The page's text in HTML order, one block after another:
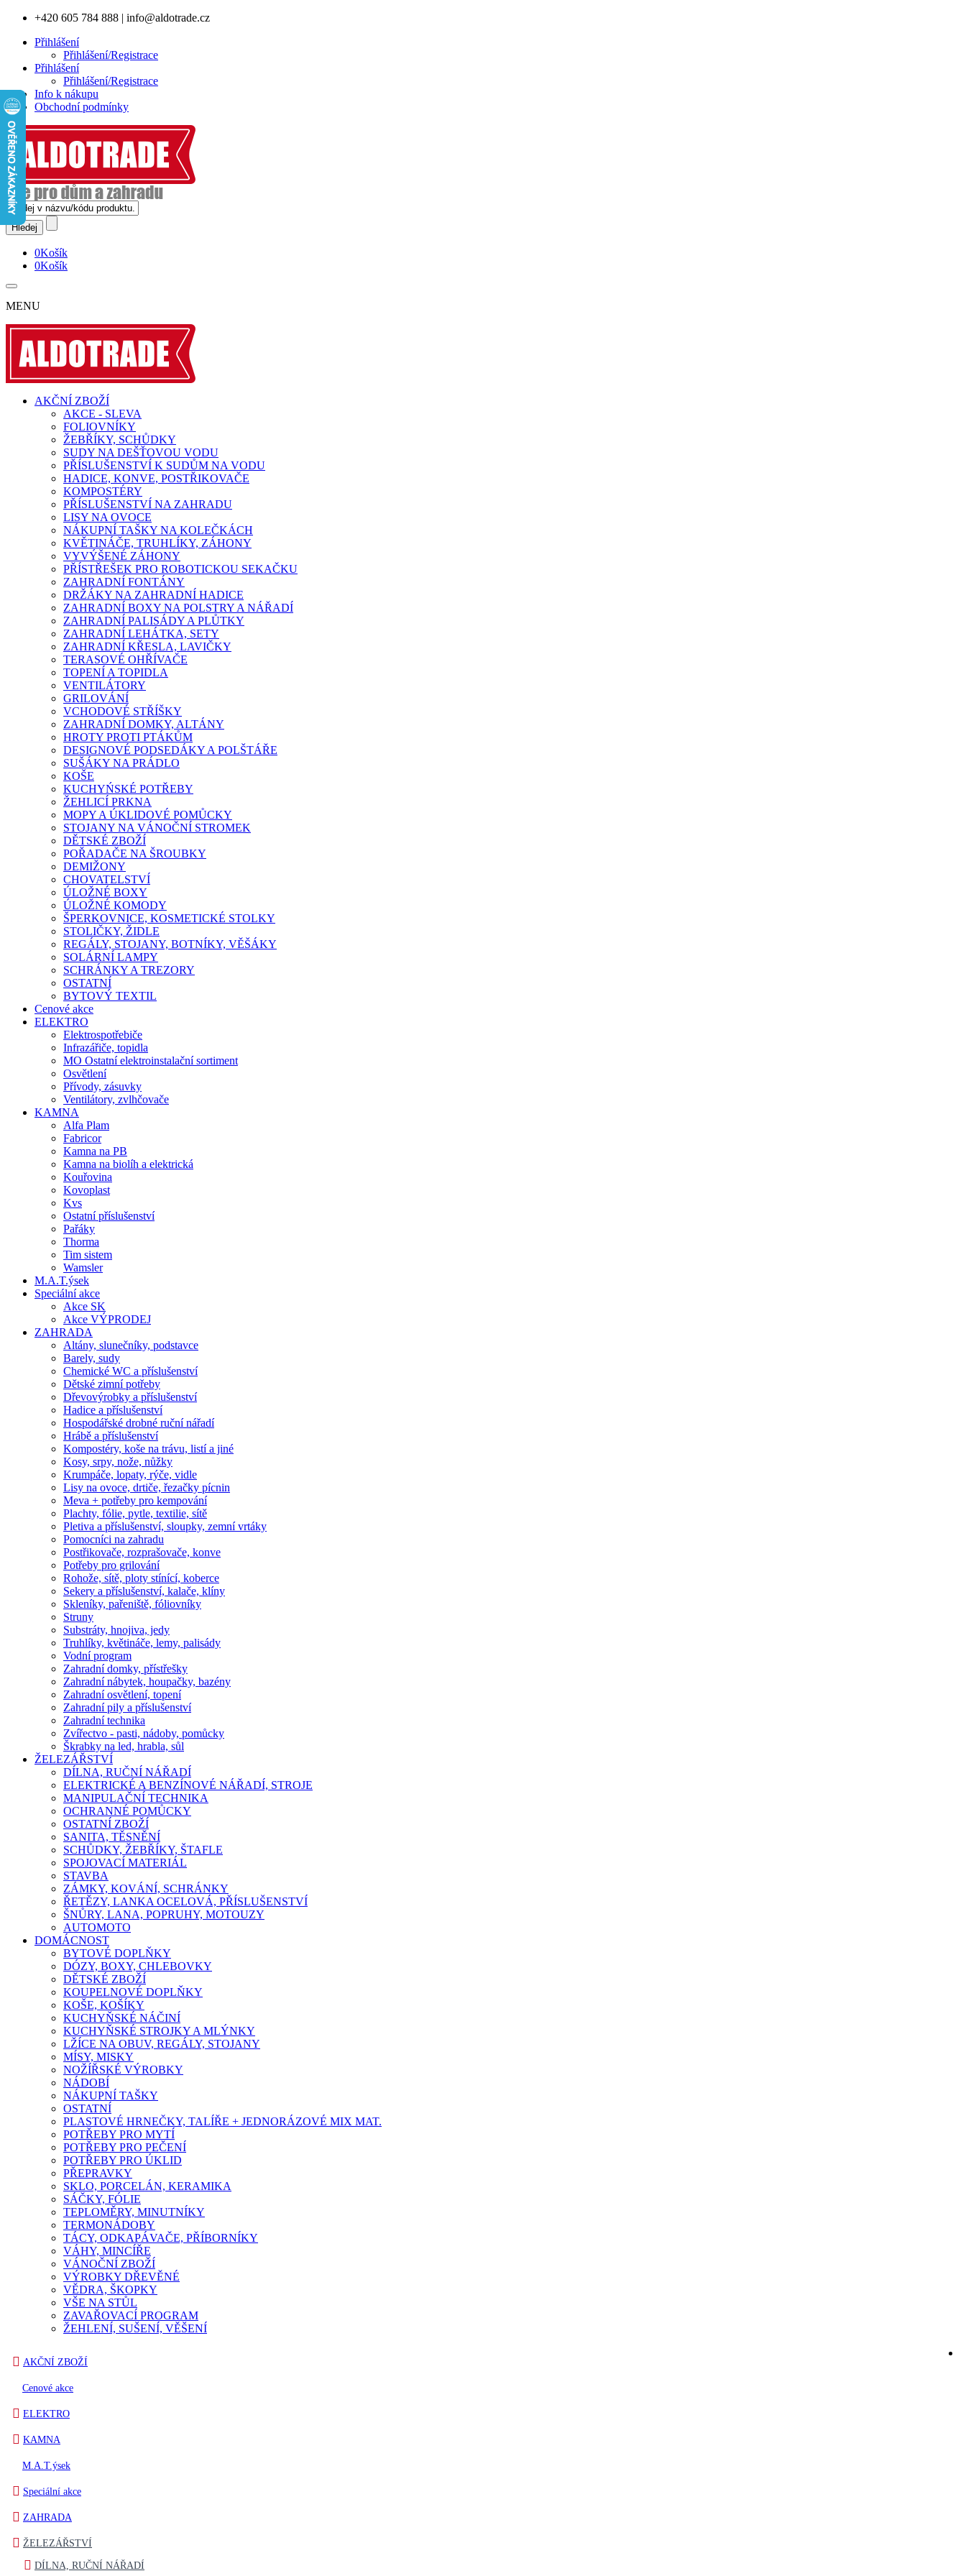
+420 605 784 888 | info@aldotrade.cz
Přihlášení
Přihlášení/Registrace
Přihlášení
Přihlášení/Registrace
Info k nákupu
Obchodní podmínky
0Košík
0Košík
MENU
AKČNÍ ZBOŽÍ
AKCE - SLEVA
FOLIOVNÍKY
ŽEBŘÍKY, SCHŮDKY
SUDY NA DEŠŤOVOU VODU
PŘÍSLUŠENSTVÍ K SUDŮM NA VODU
HADICE, KONVE, POSTŘIKOVAČE
KOMPOSTÉRY
PŘÍSLUŠENSTVÍ NA ZAHRADU
LISY NA OVOCE
NÁKUPNÍ TAŠKY NA KOLEČKÁCH
KVĚTINÁČE, TRUHLÍKY, ZÁHONY
VYVÝŠENÉ ZÁHONY
PŘÍSTŘEŠEK PRO ROBOTICKOU SEKAČKU
ZAHRADNÍ FONTÁNY
DRŽÁKY NA ZAHRADNÍ HADICE
ZAHRADNÍ BOXY NA POLSTRY A NÁŘADÍ
ZAHRADNÍ PALISÁDY A PLŮTKY
ZAHRADNÍ LEHÁTKA, SETY
ZAHRADNÍ KŘESLA, LAVIČKY
TERASOVÉ OHŘÍVAČE
TOPENÍ A TOPIDLA
VENTILÁTORY
GRILOVÁNÍ
VCHODOVÉ STŘÍŠKY
ZAHRADNÍ DOMKY, ALTÁNY
HROTY PROTI PTÁKŮM
DESIGNOVÉ PODSEDÁKY A POLŠTÁŘE
SUŠÁKY NA PRÁDLO
KOŠE
KUCHYŃSKÉ POTŘEBY
ŽEHLICÍ PRKNA
MOPY A ÚKLIDOVÉ POMŮCKY
STOJANY NA VÁNOČNÍ STROMEK
DĚTSKÉ ZBOŽÍ
POŘADAČE NA ŠROUBKY
DEMIŽONY
CHOVATELSTVÍ
ÚLOŽNÉ BOXY
ÚLOŽNÉ KOMODY
ŠPERKOVNICE, KOSMETICKÉ STOLKY
STOLIČKY, ŽIDLE
REGÁLY, STOJANY, BOTNÍKY, VĚŠÁKY
SOLÁRNÍ LAMPY
SCHRÁNKY A TREZORY
OSTATNÍ
BYTOVÝ TEXTIL
Cenové akce
ELEKTRO
Elektrospotřebiče
Infrazářiče, topidla
MO Ostatní elektroinstalační sortiment
Osvětlení
Přívody, zásuvky
Ventilátory, zvlhčovače
KAMNA
Alfa Plam
Fabricor
Kamna na PB
Kamna na biolíh a elektrická
Kouřovina
Kovoplast
Kvs
Ostatní příslušenství
Pařáky
Thorma
Tim sistem
Wamsler
M.A.T.ýsek
Speciální akce
Akce SK
Akce VÝPRODEJ
ZAHRADA
Altány, slunečníky, podstavce
Barely, sudy
Chemické WC a příslušenství
Dětské zimní potřeby
Dřevovýrobky a příslušenství
Hadice a příslušenství
Hospodářské drobné ruční nářadí
Hrábě a příslušenství
Kompostéry, koše na trávu, listí a jiné
Kosy, srpy, nože, nůžky
Krumpáče, lopaty, rýče, vidle
Lisy na ovoce, drtiče, řezačky pícnin
Meva + potřeby pro kempování
Plachty, fólie, pytle, textilie, sítě
Pletiva a příslušenství, sloupky, zemní vrtáky
Pomocníci na zahradu
Postřikovače, rozprašovače, konve
Potřeby pro grilování
Rohože, sítě, ploty stínící, koberce
Sekery a příslušenství, kalače, klíny
Skleníky, pařeniště, fóliovníky
Struny
Substráty, hnojiva, jedy
Truhlíky, květináče, lemy, palisády
Vodní program
Zahradní domky, přístřešky
Zahradní nábytek, houpačky, bazény
Zahradní osvětlení, topení
Zahradní pily a příslušenství
Zahradní technika
Zvířectvo - pasti, nádoby, pomůcky
Škrabky na led, hrabla, sůl
ŽELEZÁŘSTVÍ
DÍLNA, RUČNÍ NÁŘADÍ
ELEKTRICKÉ A BENZÍNOVÉ NÁŘADÍ, STROJE
MANIPULAČNÍ TECHNIKA
OCHRANNÉ POMŮCKY
OSTATNÍ ZBOŽÍ
SANITA, TĚSNĚNÍ
SCHŮDKY, ŽEBŘÍKY, ŠTAFLE
SPOJOVACÍ MATERIÁL
STAVBA
ZÁMKY, KOVÁNÍ, SCHRÁNKY
ŘETĚZY, LANKA OCELOVÁ, PŘÍSLUŠENSTVÍ
ŠNŮRY, LANA, POPRUHY, MOTOUZY
AUTOMOTO
DOMÁCNOST
BYTOVÉ DOPLŇKY
DÓZY, BOXY, CHLEBOVKY
DĚTSKÉ ZBOŽÍ
KOUPELNOVÉ DOPLŇKY
KOŠE, KOŠÍKY
KUCHYŇSKÉ NÁČINÍ
KUCHYŇSKÉ STROJKY A MLÝNKY
LŽÍCE NA OBUV, REGÁLY, STOJANY
MÍSY, MISKY
NOŽÍŘSKÉ VÝROBKY
NÁDOBÍ
NÁKUPNÍ TAŠKY
OSTATNÍ
PLASTOVÉ HRNEČKY, TALÍŘE + JEDNORÁZOVÉ MIX MAT.
POTŘEBY PRO MYTÍ
POTŘEBY PRO PEČENÍ
POTŘEBY PRO ÚKLID
PŘEPRAVKY
SKLO, PORCELÁN, KERAMIKA
SÁČKY, FÓLIE
TEPLOMĚRY, MINUTNÍKY
TERMONÁDOBY
TÁCY, ODKAPÁVAČE, PŘÍBORNÍKY
VÁHY, MINCÍŘE
VÁNOČNÍ ZBOŽÍ
VÝROBKY DŘEVĚNÉ
VĚDRA, ŠKOPKY
VŠE NA STŮL
ZAVAŘOVACÍ PROGRAM
ŽEHLENÍ, SUŠENÍ, VĚŠENÍ
AKČNÍ ZBOŽÍ
Cenové akce
ELEKTRO
KAMNA
M.A.T.ýsek
Speciální akce
ZAHRADA
ŽELEZÁŘSTVÍ
DÍLNA, RUČNÍ NÁŘADÍ